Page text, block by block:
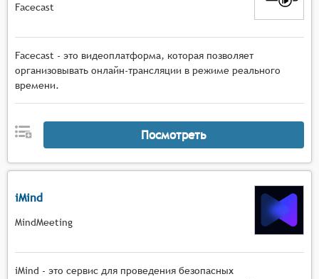
Facecast
Facecast - это видеоплатформа, которая позволяет
организовывать онлайн-трансляции в режиме реального
времени.
Посмотреть
iMind
MindMeeting
iMind - это сервис для проведения безопасных